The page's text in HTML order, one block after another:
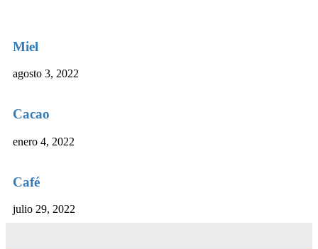
Miel
agosto 3, 2022
Cacao
enero 4, 2022
Café
julio 29, 2022